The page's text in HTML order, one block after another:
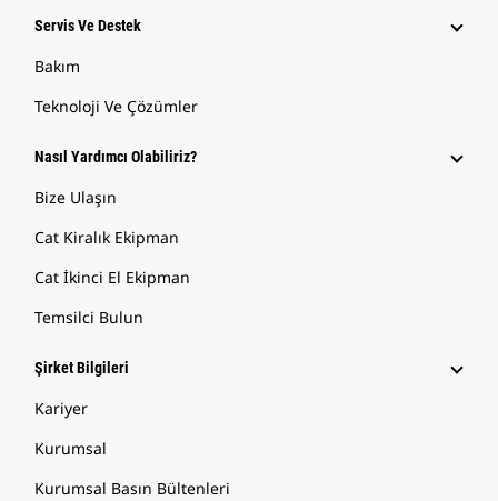
Servis Ve Destek
Bakım
Teknoloji Ve Çözümler
Nasıl Yardımcı Olabiliriz?
Bize Ulaşın
Cat Kiralık Ekipman
Cat İkinci El Ekipman
Temsilci Bulun
Şirket Bilgileri
Kariyer
Kurumsal
Kurumsal Basın Bültenleri